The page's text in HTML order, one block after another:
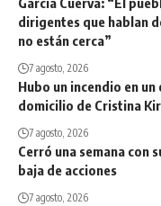
dirigentes que hablan
no están cerca”
7 agosto, 2026
Hubo un incendio en
domicilio de Cristina
7 agosto, 2026
Cerró una semana con
baja de acciones
7 agosto, 2026